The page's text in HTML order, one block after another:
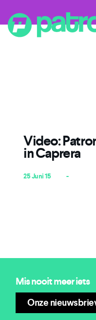
Video:
in Caprera
25 Juni 15 -
Mis nooit meer iets
Onze